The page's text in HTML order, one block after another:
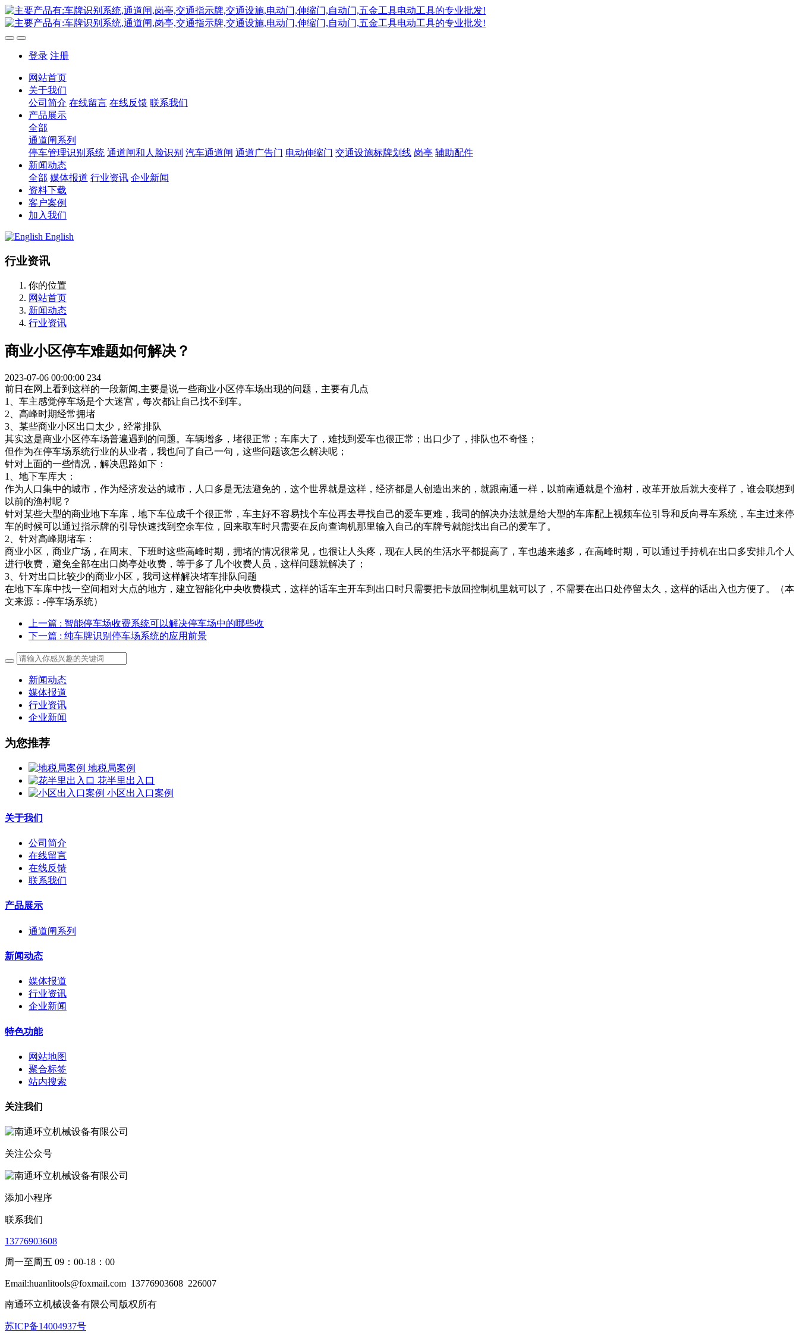
登录 注册
网站首页
关于我们
公司简介 在线留言 在线反馈 联系我们
产品展示
全部
通道闸系列
停车管理识别系统 通道闸和人脸识别 汽车通道闸 通道广告门 电动伸缩门 交通设施标牌划线 岗亭 辅助配件
新闻动态
全部 媒体报道 行业资讯 企业新闻
资料下载
客户案例
加入我们
English
行业资讯
你的位置
网站首页
新闻动态
行业资讯
商业小区停车难题如何解决？
2023-07-06 00:00:00 234
前日在网上看到这样的一段新闻,主要是说一些商业小区停车场出现的问题，主要有几点
1、车主感觉停车场是个大迷宫，每次都让自己找不到车。
2、高峰时期经常拥堵
3、某些商业小区出口太少，经常排队
其实这是商业小区停车场普遍遇到的问题。车辆增多，堵很正常；车库大了，难找到爱车也很正常；出口少了，排队也不奇怪；
但作为在停车场系统行业的从业者，我也问了自己一句，这些问题该怎么解决呢；
针对上面的一些情况，解决思路如下：
1、地下车库大：
作为人口集中的城市，作为经济发达的城市，人口多是无法避免的，这个世界就是这样，经济都是人创造出来的，就跟南通一样，以前南通就是个渔村，改革开放后就大变样了，谁会联想到
以前的渔村呢？
针对某些大型的商业地下车库，地下车位成千个很正常，车主好不容易找个车位再去寻找自己的爱车更难，我司的解决办法就是给大型的车库配上视频车位引导和反向寻车系统，车主过来停
车的时候可以通过指示牌的引导快速找到空余车位，回来取车时只需要在反向查询机那里输入自己的车牌号就能找出自己的爱车了。
2、针对高峰期堵车：
商业小区，商业广场，在周末、下班时这些高峰时期，拥堵的情况很常见，也很让人头疼，现在人民的生活水平都提高了，车也越来越多，在高峰时期，可以通过手持机在出口多安排几个人
进行收费，避免全部在出口岗亭处收费，等于多了几个收费人员，这样问题就解决了；
3、针对出口比较少的商业小区，我司这样解决堵车排队问题
在地下车库中找一空间相对大点的地方，建立智能化中央收费模式，这样的话车主开车到出口时只需要把卡放回控制机里就可以了，不需要在出口处停留太久，这样的话出入也方便了。（本
文来源：-停车场系统）
上一篇 : 智能停车场收费系统可以解决停车场中的哪些收
下一篇 : 纯车牌识别停车场系统的应用前景
新闻动态
媒体报道
行业资讯
企业新闻
为您推荐
地税局案例
花半里出入口
小区出入口案例
关于我们
公司简介
在线留言
在线反馈
联系我们
产品展示
通道闸系列
新闻动态
媒体报道
行业资讯
企业新闻
特色功能
网站地图
聚合标签
站内搜索
关注我们
关注公众号
添加小程序
联系我们
13776903608
周一至周五 09：00-18：00
Email:huanlitools@foxmail.com 13776903608 226007
南通环立机械设备有限公司版权所有
苏ICP备14004937号